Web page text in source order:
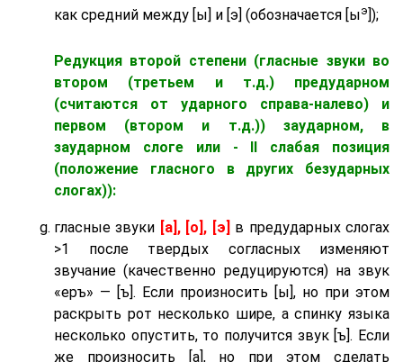
как средний между [ы] и [э] (обозначается [ыэ ]);
Редукция второй степени (гласные звуки во
втором (третьем и т.д.) предударном
(считаются от ударного справа-налево) и
первом (втором и т.д.)) заударном, в
заударном слогеили - II слабая позиция
(положение гласного в других безударных
слогах)):
гласные звуки [а], [о], [э]
в предударных слогах
>1 после твердых согласных изменяют
звучание (качественно редуцируются) на звук
«еръ» — [ъ]. Если произносить [ы], но при этом
раскрыть рот несколько шире, а спинку языка
несколько опустить, то получится звук [ъ]. Если
же произносить [а], но при этом сделать